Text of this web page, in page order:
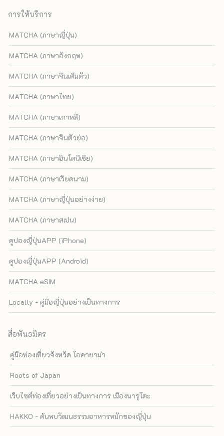
การให้บริการ
MATCHA (ภาษาญี่ปุ่น)
MATCHA (ภาษาอังกฤษ)
MATCHA (ภาษาจีนเต็มตัว)
MATCHA (ภาษาไทย)
MATCHA (ภาษาเกาหลี)
MATCHA (ภาษาจีนตัวย่อ)
MATCHA (ภาษาอินโดนีเซีย)
MATCHA (ภาษาเวียดนาม)
MATCHA (ภาษาญี่ปุ่นอย่างง่าย)
MATCHA (ภาษาสเปน)
คูปองญี่ปุ่นAPP (iPhone)
คูปองญี่ปุ่นAPP (Android)
MATCHA eSIM
Locally - คู่มือญี่ปุ่นอย่างเป็นทางการ
สื่อพันธมิตร
คู่มือท่องเที่ยวจังหวัด โอคายาม่า
Roots of Japan
เว็บไซต์ท่องเที่ยวอย่างเป็นทางการ เมืองนารุโตะ
HAKKO - ค้นพบวัฒนธรรมอาหารหมักของญี่ปุ่น